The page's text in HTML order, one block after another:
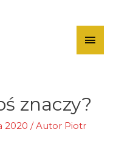
Main
znaczy?
2020 / Autor Piotr